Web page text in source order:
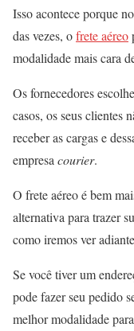
Isso acontece porque
das vezes, ofrete aéreo
modalidade mais cara
Os fornecedores
casos, os seus clientes
receber as cargas e
empresa courier.
O frete aéreo é bem
alternativa para trazer
como iremos ver
Se você tiver um
pode fazer seu pedido
melhor modalidade